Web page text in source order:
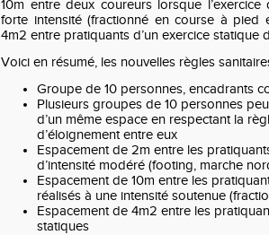
10m entre deux coureurs lorsque
forte intensité (fractionné en course à pied
4m2 entre pratiquants d’un exercice statique
Voici en résumé, les nouvelles règles
Groupe de 10 personnes, encadrants
Plusieurs groupes de 10 personnes
d’un même espace en respectant la
d’éloignement entre eux
Espacement de 2m entre les
d’intensité modéré (footing, marche
Espacement de 10m entre les
réalisés à une intensité soutenue
Espacement de 4m2 entre les
statiques